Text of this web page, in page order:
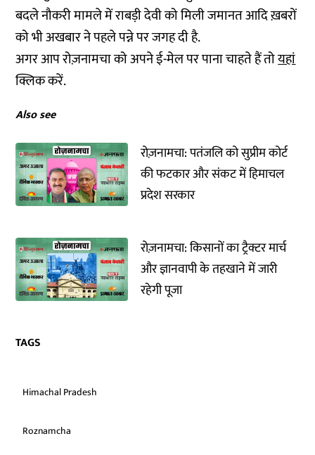
बदले नौकरी मामले में राबड़ी देवी को मिली जमानत आदि ख़बरों
को भी अखबार ने पहले पन्ने पर जगह दी है.
अगर आप रोज़नामचा को अपने ई-मेल पर पाना चाहते हैं तोयहां
क्लिक करें.
Also see
रोज़नामचा: पतंजलि को सुप्रीम कोर्ट
की फटकार और संकट में हिमाचल
प्रदेश सरकार
रोज़नामचा: किसानों का ट्रैक्टर मार्च
और ज्ञानवापी के तहखाने में जारी
रहेगी पूजा
TAGS
Himachal Pradesh
Roznamcha